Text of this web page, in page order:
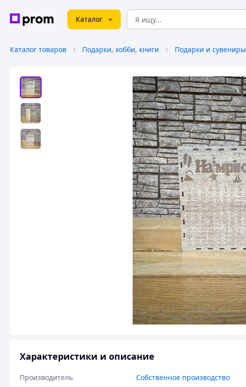
Каталог
Каталог товаров Подарки, хобби, книги Подарки и сувениры
Характеристики и описание
Производитель
Собственное производство